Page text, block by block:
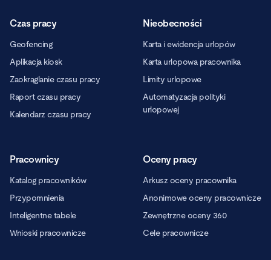
Czas pracy
Geofencing
Aplikacja kiosk
Zaokrąglanie czasu pracy
Raport czasu pracy
Kalendarz czasu pracy
Nieobecności
Karta i ewidencja urlopów
Karta urlopowa pracownika
Limity urlopowe
Automatyzacja polityki
urlopowej
Pracownicy
Katalog pracowników
Przypomnienia
Inteligentne tabele
Wnioski pracownicze
Oceny pracy
Arkusz oceny pracownika
Anonimowe oceny pracownicze
Zewnętrzne oceny 360
Cele pracownicze